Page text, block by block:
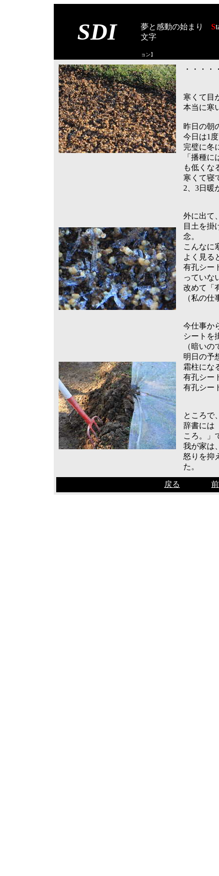
SDI 夢と感動の始まり S
文字
ョン】
・・・
寒くて目
本当に寒
昨日の朝
今日は1
完璧に冬
「播種
も低くな
寒くて寝
2、3日暖
外に出て
目土を掛
念。
こんなに
よく見る
有孔シー
っていな
改めて「
（私の
今仕事か
シートを
（暗い
明日の予
霜柱にな
有孔シー
有孔シー
ところで
辞書には
ころ。」
我が家は
怒りを抑
た。
戻る